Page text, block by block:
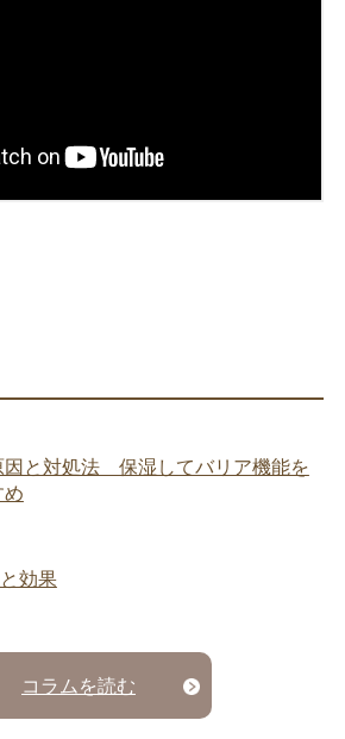
因と対処法 保湿してバリア機能を
め
効果
コラムを読む